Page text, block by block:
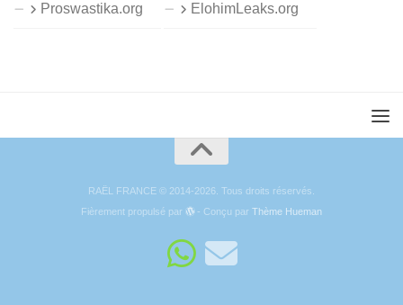
Proswastika.org ElohimLeaks.org
RAËL FRANCE © 2014-2026. Tous droits réservés.
Fièrement propulsé par
- Conçu parThème Hueman